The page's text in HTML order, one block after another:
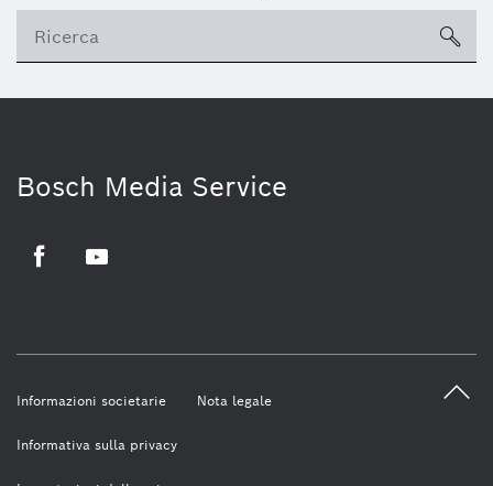
Bosch Media Service
Informazioni societarie Nota legale
Informativa sulla privacy